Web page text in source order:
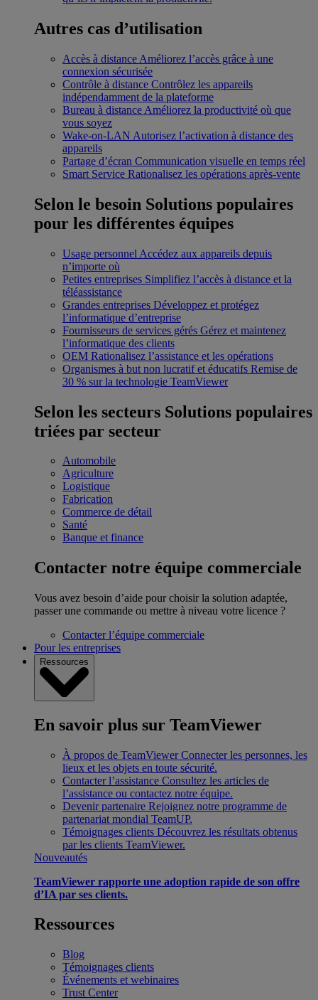
Autres cas d’utilisation
Accès à distance Améliorez l’accès grâce à une
connexion sécurisée
Contrôle à distance Contrôlez les appareils
indépendamment de la plateforme
Bureau à distance Améliorez la productivité où que
vous soyez
Wake-on-LAN Autorisez l’activation à distance des
appareils
Partage d’écran Communication visuelle en temps réel
Smart Service Rationalisez les opérations après-vente
Selon le besoin Solutions populaires
pour les différentes équipes
Usage personnel Accédez aux appareils depuis
n’importe où
Petites entreprises Simplifiez l’accès à distance et la
téléassistance
Grandes entreprises Développez et protégez
l’informatique d’entreprise
Fournisseurs de services gérés Gérez et maintenez
l’informatique des clients
OEM Rationalisez l’assistance et les opérations
Organismes à but non lucratif et éducatifs Remise de
30 % sur la technologie TeamViewer
Selon les secteurs Solutions populaires
triées par secteur
Automobile
Agriculture
Logistique
Fabrication
Commerce de détail
Santé
Banque et finance
Contacter notre équipe commerciale
Vous avez besoin d’aide pour choisir la solution adaptée,
passer une commande ou mettre à niveau votre licence ?
Contacter l’équipe commerciale
Pour les entreprises
Ressources
En savoir plus sur TeamViewer
À propos de TeamViewer Connecter les personnes, les
lieux et les objets en toute sécurité.
Contacter l’assistance Consultez les articles de
l’assistance ou contactez notre équipe.
Devenir partenaire Rejoignez notre programme de
partenariat mondial TeamUP.
Témoignages clients Découvrez les résultats obtenus
par les clients TeamViewer.
Nouveautés
TeamViewer rapporte une adoption rapide de son offre
d’IA par ses clients.
Ressources
Blog
Témoignages clients
Événements et webinaires
Trust Center